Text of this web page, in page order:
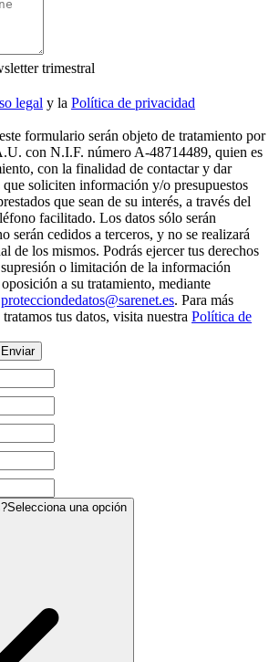
trimestral
legal y la Política de privacidad
formulario serán objeto de tratamiento por
con N.I.F. número A-48714489, quien es
con la finalidad de contactar y dar
que soliciten información y/o presupuestos
que sean de su interés, a través del
facilitado. Los datos sólo serán
serán cedidos a terceros, y no se realizará
de los mismos. Podrás ejercer tus derechos
o limitación de la información
a su tratamiento, mediante
protecciondedatos@sarenet.es. Para más
tus datos, visita nuestra Política de
Enviar
Selecciona una opción